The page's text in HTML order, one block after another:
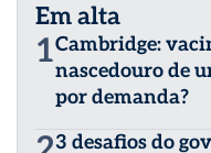
Em alta
1Cambridge:
nascedouro de
por demanda?
3 desafios do